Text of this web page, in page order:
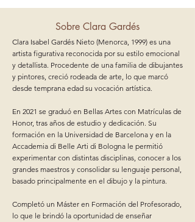
Sobre Clara Gardés
Clara Isabel Gardés Nieto (Menorca, 1999) es una
artista figurativa reconocida por su estilo emocional
y detallista. Procedente de una familia de dibujantes
y pintores, creció rodeada de arte, lo que marcó
desde temprana edad su vocación artística.
En 2021 se graduó en Bellas Artes con Matrículas de
Honor, tras años de estudio y dedicación. Su
formación en la Universidad de Barcelona y en la
Accademia di Belle Arti di Bologna le permitió
experimentar con distintas disciplinas, conocer a los
grandes maestros y consolidar su lenguaje personal,
basado principalmente en el dibujo y la pintura.
Completó un Máster en Formación del Profesorado,
lo que le brindó la oportunidad de enseñar